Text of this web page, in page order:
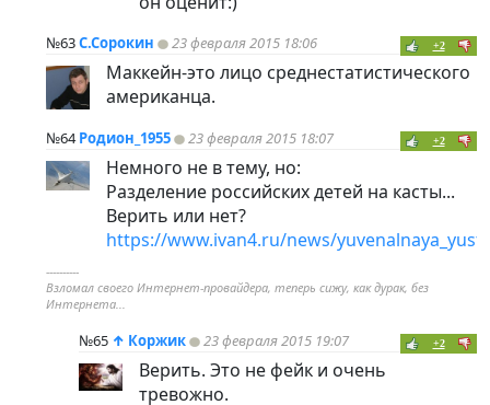
№63С.Сорокин 23 февраля 2015 18:06 +2
Маккейн-это лицо среднестатистического
американца.
№64Родион_1955 23 февраля 2015 18:07 +2
Немного не в тему, но:
Разделение российских детей на касты...
Верить или нет?
https://www.ivan4.ru/news/
----------
Взломал своего Интернет-провайдера, теперь сижу, как дурак, без
Интернета...
№65 ↑ Коржик 23 февраля 2015 19:07 +2
Верить. Это не фейк и очень
тревожно.